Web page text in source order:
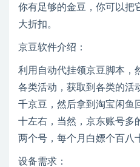
你有足够的金豆，你可以把
大折扣。
京豆软件介绍：
利用自动代挂领京豆脚本，
各类活动，获取到各类的活
千京豆，然后拿到淘宝闲鱼
十左右，当然，京东账号多
两个号，每个月白嫖个百八
设备需求：